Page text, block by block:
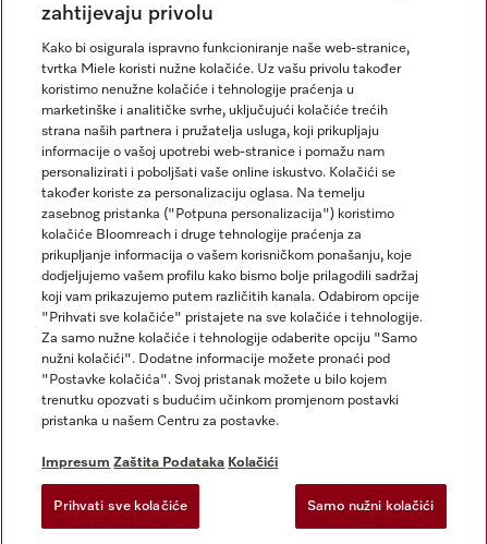
Impresum
Opći uvjeti
Zaštita podataka
Uvjeti Korištenja
Izjava o pristupačnosti
Zakon o digitalnim uslugama
Postavke kolačića
Miele na Instagramu
Miele na Facebooku
zahtijevaju privolu
Kako bi osigurala ispravno funkcioniranje naše web-stranice,
tvrtka Miele koristi nužne kolačiće. Uz vašu privolu također
koristimo nenužne kolačiće i tehnologije praćenja u
marketinške i analitičke svrhe, uključujući kolačiće trećih
strana naših partnera i pružatelja usluga, koji prikupljaju
informacije o vašoj upotrebi web-stranice i pomažu nam
personalizirati i poboljšati vaše online iskustvo. Kolačići se
također koriste za personalizaciju oglasa. Na temelju
zasebnog pristanka ("Potpuna personalizacija") koristimo
kolačiće Bloomreach i druge tehnologije praćenja za
prikupljanje informacija o vašem korisničkom ponašanju, koje
dodjeljujemo vašem profilu kako bismo bolje prilagodili sadržaj
koji vam prikazujemo putem različitih kanala. Odabirom opcije
"Prihvati sve kolačiće" pristajete na sve kolačiće i tehnologije.
Za samo nužne kolačiće i tehnologije odaberite opciju "Samo
nužni kolačići". Dodatne informacije možete pronaći pod
"Postavke kolačića". Svoj pristanak možete u bilo kojem
trenutku opozvati s budućim učinkom promjenom postavki
pristanka u našem Centru za postavke.
Impresum Zaštita Podataka Kolačići
Prihvati sve kolačiće Samo nužni kolačići